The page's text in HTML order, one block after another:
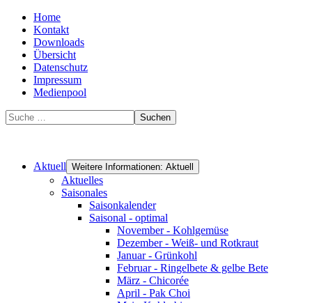
Home
Kontakt
Downloads
Übersicht
Datenschutz
Impressum
Medienpool
Suchen
Aktuell Weitere Informationen: Aktuell
Aktuelles
Saisonales
Saisonkalender
Saisonal - optimal
November - Kohlgemüse
Dezember - Weiß- und Rotkraut
Januar - Grünkohl
Februar - Ringelbete & gelbe Bete
März - Chicorée
April - Pak Choi